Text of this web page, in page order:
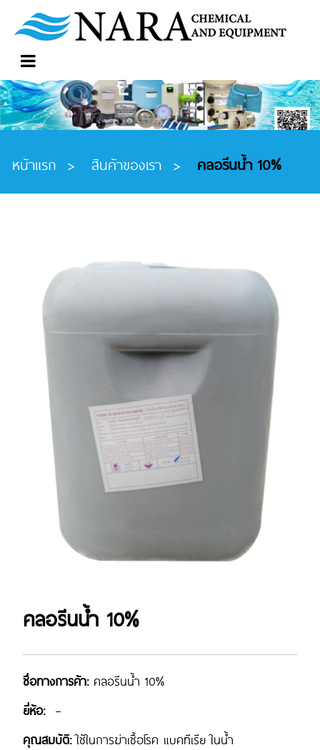
หน้าแรก > สินค้าของเรา > คลอรีนน้ำ 10%
คลอรีนน้ำ 10%
ชื่อทางการค้า: คลอรีนน้ำ 10%
ยี่ห้อ:–
คุณสมบัติ:ใช้ในการฆ่าเชื้อโรค แบคทีเรีย ในน้ำ